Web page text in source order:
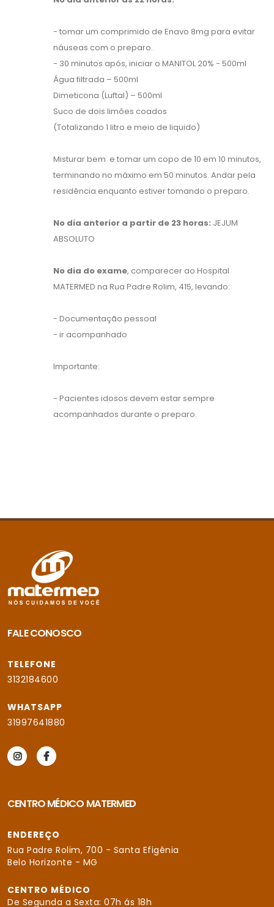
- tomar um comprimido de Enavo 8mg para evitar
náuseas com o preparo.
- 30 minutos após, iniciar o MANITOL 20% - 500ml
Água filtrada – 500ml
Dimeticona (Luftal) – 500ml
Suco de dois limões coados
(Totalizando 1 litro e meio de liquido)
Misturar bem e tomar um copo de 10 em 10 minutos,
terminando no máximo em 50 minutos. Andar pela
residência enquanto estiver tomando o preparo.
No dia anterior a partir de 23 horas: JEJUM
ABSOLUTO
No dia do exame, comparecer ao Hospital
MATERMED na Rua Padre Rolim, 415, levando:
- Documentação pessoal
- ir acompanhado
Importante:
- Pacientes idosos devem estar sempre
acompanhados durante o preparo.
FALE CONOSCO
TELEFONE
3132184600
WHATSAPP
31997641880
CENTRO MÉDICO MATERMED
ENDEREÇO
Rua Padre Rolim, 700 - Santa Efigênia
Belo Horizonte - MG
CENTRO MÉDICO
De Segunda a Sexta: 07h ás 18h